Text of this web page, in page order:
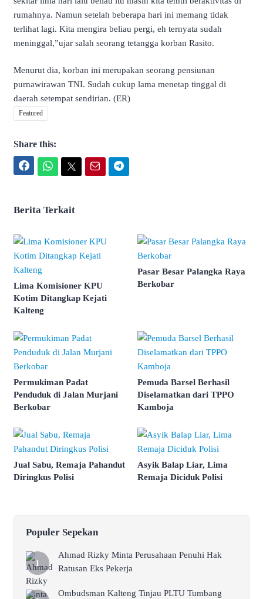
rumahnya. Namun setelah beberapa hari ini memang tidak
terlihat lagi. Kita mengira beliau pergi, eh ternyata sudah
meninggal,”ujar salah seorang tetangga korban Rasito.
Menurut dia, korban ini merupakan seorang pensiunan
purnawirawan TNI. Sudah cukup lama menetap tinggal di
daerah setempat sendirian. (ER)
Featured
Share this:
Berita Terkait
Lima Komisioner KPU
Kotim Ditangkap Kejati
Kalteng
Pasar Besar Palangka Raya
Berkobar
Permukiman Padat
Penduduk di Jalan Murjani
Berkobar
Pemuda Barsel Berhasil
Diselamatkan dari TPPO
Kamboja
Jual Sabu, Remaja Pahandut
Diringkus Polisi
Asyik Balap Liar, Lima
Remaja Diciduk Polisi
Populer Sepekan
Ahmad Rizky Minta Perusahaan Penuhi Hak
Ratusan Eks Pekerja
Ombudsman Kalteng Tinjau PLTU Tumbang